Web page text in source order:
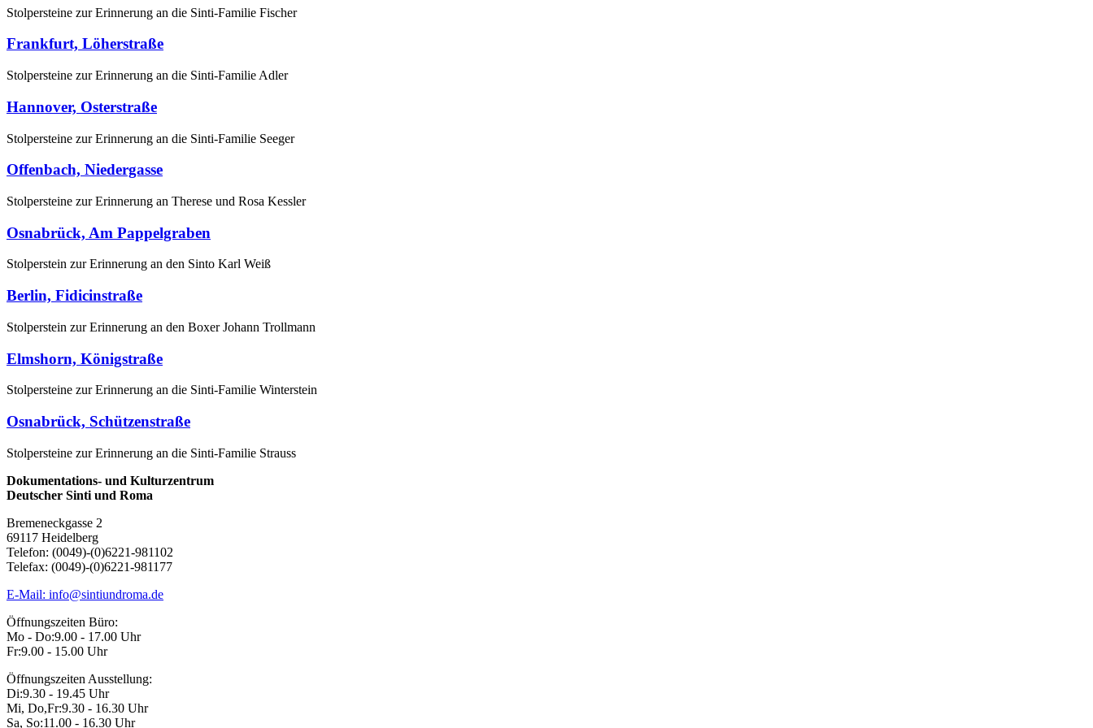
Stolpersteine zur Erinnerung an die Sinti-Familie Fischer
Frankfurt, Löherstraße
Stolpersteine zur Erinnerung an die Sinti-Familie Adler
Hannover, Osterstraße
Stolpersteine zur Erinnerung an die Sinti-Familie Seeger
Offenbach, Niedergasse
Stolpersteine zur Erinnerung an Therese und Rosa Kessler
Osnabrück, Am Pappelgraben
Stolperstein zur Erinnerung an den Sinto Karl Weiß
Berlin, Fidicinstraße
Stolperstein zur Erinnerung an den Boxer Johann Trollmann
Elmshorn, Königstraße
Stolpersteine zur Erinnerung an die Sinti-Familie Winterstein
Osnabrück, Schützenstraße
Stolpersteine zur Erinnerung an die Sinti-Familie Strauss
Dokumentations- und Kulturzentrum
Deutscher Sinti und Roma
Bremeneckgasse 2
69117 Heidelberg
Telefon: (0049)-(0)6221-981102
Telefax: (0049)-(0)6221-981177
E-Mail: info@sintiundroma.de
Öffnungszeiten Büro:
Mo - Do:9.00 - 17.00 Uhr
Fr:9.00 - 15.00 Uhr
Öffnungszeiten Ausstellung:
Di:9.30 - 19.45 Uhr
Mi, Do,Fr:9.30 - 16.30 Uhr
Sa, So:11.00 - 16.30 Uhr